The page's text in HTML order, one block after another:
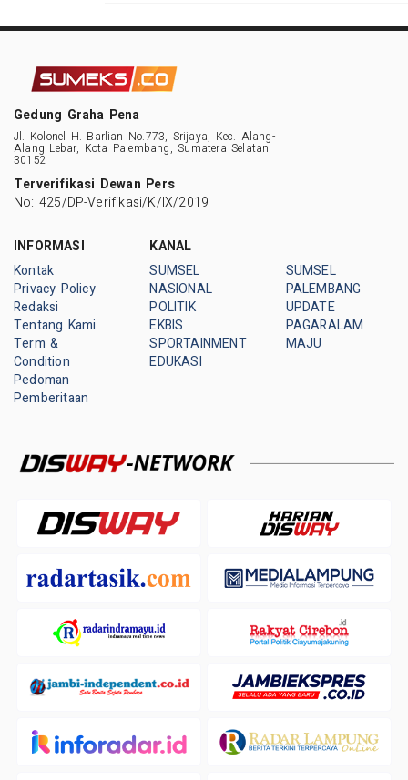
Gedung Graha Pena
Jl. Kolonel H. Barlian No.773, Srijaya, Kec. Alang-
Alang Lebar, Kota Palembang, Sumatera Selatan
30152
Terverifikasi Dewan Pers
No: 425/DP-Verifikasi/K/IX/2019
INFORMASI
Kontak
Privacy Policy
Redaksi
Tentang Kami
Term &
Condition
Pedoman
Pemberitaan
KANAL
SUMSEL
NASIONAL
POLITIK
EKBIS
SPORTAINMENT
EDUKASI
SUMSEL
PALEMBANG
UPDATE
PAGARALAM
MAJU